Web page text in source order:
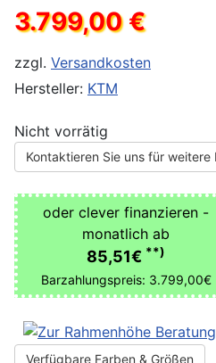
3.799,00 €
zzgl. Versandkosten
Hersteller: KTM
Nicht vorrätig
Kontaktieren Sie uns für weitere
oder clever finanzieren -
monatlich ab
85,51€ **)
Barzahlungspreis: 3.799,00€
Verfügbare Farben & Größen